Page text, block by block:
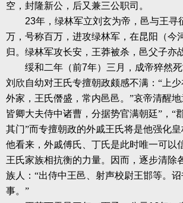
空，封隆新公，后又兼三公职司。
23年，绿林军立刘玄为帝，邑与王寻
万，号称百万，进攻绿林军，在昆阳（今
归。绿林军攻长安，王莽被杀，邑父子亦
绥和二年（前7年）三月，成帝猝然死
刘欣自幼对王氏专擅朝政颇感不满：“上
外家，王氏僭盛，常内邑邑。”哀帝清醒
皆卿大夫侍中诸曹，分据势官满朝廷”，“
其门”而专擅朝政的外戚王氏将是他强化
他看来，外戚傅氏、丁氏是此时唯一可以
王氏家族相抗衡的力量。因而，逐步清除
族人：“出侍中王邑、射声校尉王邯等。
事。”